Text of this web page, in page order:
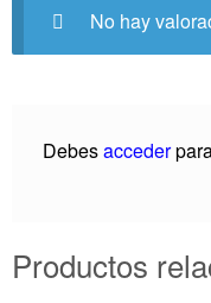
No hay
Debesacceder
Productos